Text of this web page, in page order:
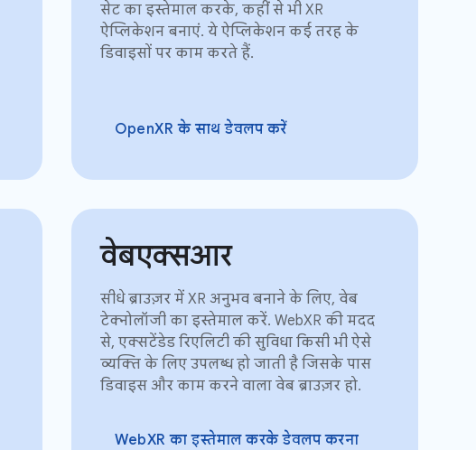
सेट का इस्तेमाल करके, कहीं से भी XR
ऐप्लिकेशन बनाएं. ये ऐप्लिकेशन कई तरह के
डिवाइसों पर काम करते हैं.
OpenXR के साथ डेवलप करें
वेबएक्सआर
सीधे ब्राउज़र में XR अनुभव बनाने के लिए, वेब
टेक्नोलॉजी का इस्तेमाल करें. WebXR की मदद
से, एक्सटेंडेड रिएलिटी की सुविधा किसी भी ऐसे
व्यक्ति के लिए उपलब्ध हो जाती है जिसके पास
डिवाइस और काम करने वाला वेब ब्राउज़र हो.
WebXR का इस्तेमाल करके डेवलप करना